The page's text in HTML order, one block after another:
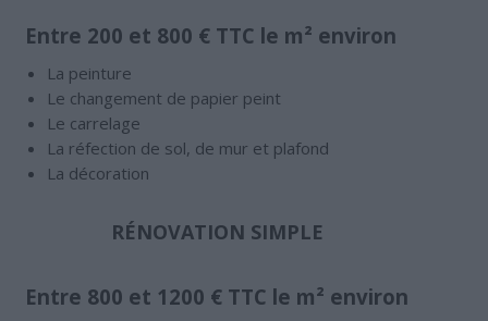
Entre 200 et 800 € TTC le m² environ
La peinture
Le changement de papier peint
Le carrelage
La réfection de sol, de mur et plafond
La décoration
RÉNOVATION SIMPLE
Entre 800 et 1200 € TTC le m² environ